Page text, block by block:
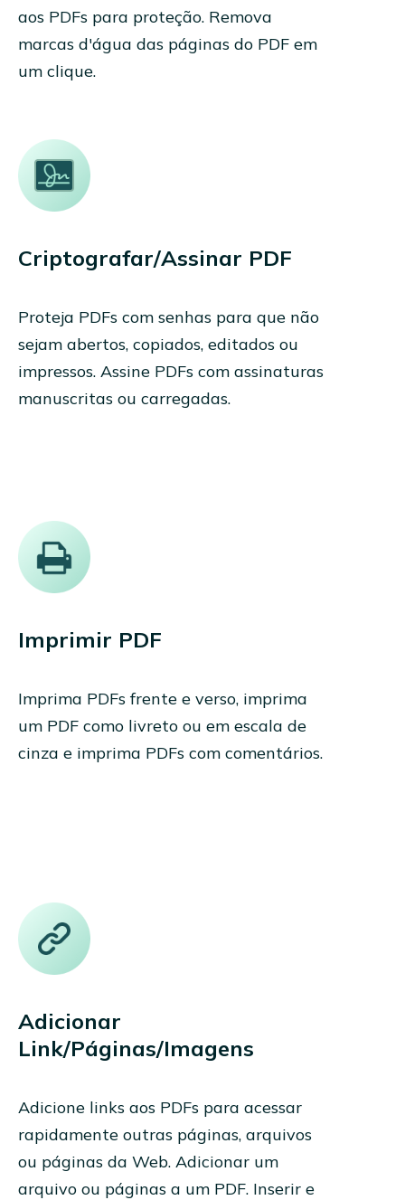
aos PDFs para proteção. Remova
marcas d'água das páginas do PDF em
um clique.
Criptografar/Assinar PDF
Proteja PDFs com senhas para que não
sejam abertos, copiados, editados ou
impressos. Assine PDFs com assinaturas
manuscritas ou carregadas.
Imprimir PDF
Imprima PDFs frente e verso, imprima
um PDF como livreto ou em escala de
cinza e imprima PDFs com comentários.
Adicionar
Link/Páginas/Imagens
Adicione links aos PDFs para acessar
rapidamente outras páginas, arquivos
ou páginas da Web. Adicionar um
arquivo ou páginas a um PDF. Inserir e